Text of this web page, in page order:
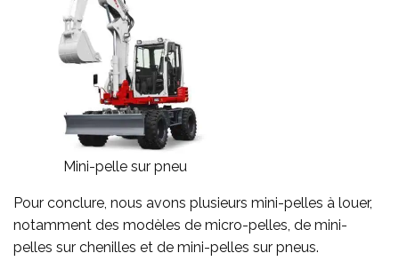
Mini-pelle sur pneu
Pour conclure, nous avons plusieurs mini-pelles à louer,
notamment des modèles de micro-pelles, de mini-
pelles sur chenilles et de mini-pelles sur pneus.